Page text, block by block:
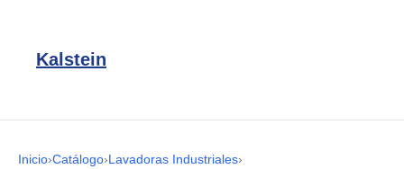
Kalstein
Inicio›Catálogo›Lavadoras Industriales›